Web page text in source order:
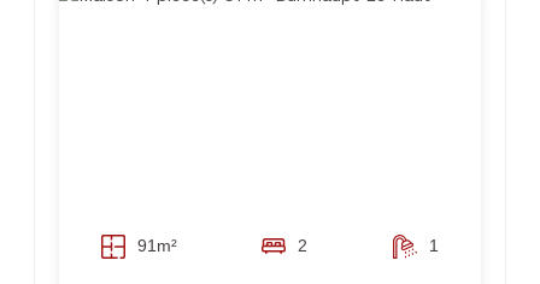
91m² 2 1